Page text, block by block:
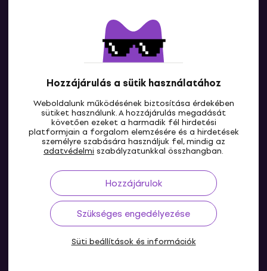
Hozzájárulás a sütik használatához
Weboldalunk működésének biztosítása érdekében
sütiket használunk. A hozzájárulás megadását
követően ezeket a harmadik fél hirdetési
platformjain a forgalom elemzésére és a hirdetések
személyre szabására használjuk fel, mindig az
adatvédelmi szabályzatunkkal összhangban.
Hozzájárulok
Szükséges engedélyezése
Süti beállítások és információk
Lépj kapcsolatba velünk
HU